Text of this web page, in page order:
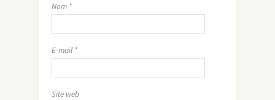
Nom *
E-mail *
Site web